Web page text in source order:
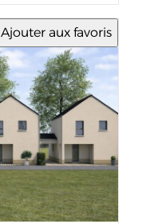
Ajouter aux favoris